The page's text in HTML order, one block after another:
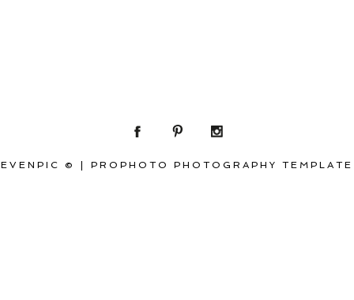
EVENPIC © PROPHOTO PHOTOGRAPHY TEMPLATE